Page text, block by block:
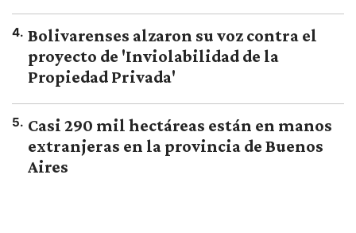
4. Bolivarenses alzaron su voz contra el
proyecto de 'Inviolabilidad de la
Propiedad Privada'
5. Casi 290 mil hectáreas están en manos
extranjeras en la provincia de Buenos
Aires